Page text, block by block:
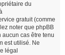
du
gratuit (comme
noter que phpBB
aucun cas être tenu
est utilisé. Ne
légal